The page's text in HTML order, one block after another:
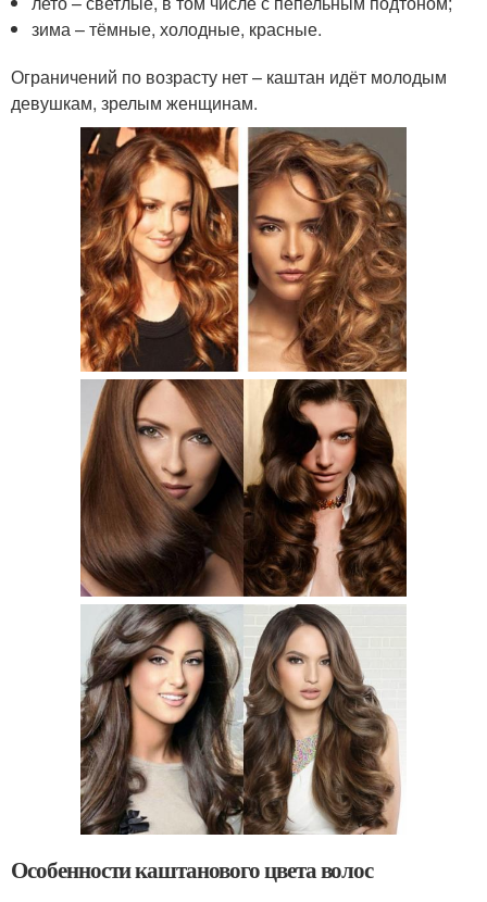
зима – тёмные, холодные, красные.
Ограничений по возрасту нет – каштан идёт молодым
девушкам, зрелым женщинам.
Особенности каштанового цвета волос